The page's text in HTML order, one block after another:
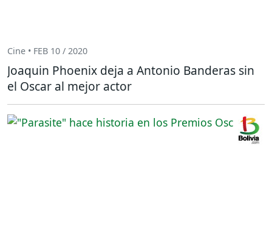
Cine • FEB 10 / 2020
Joaquin Phoenix deja a Antonio Banderas sin
el Oscar al mejor actor